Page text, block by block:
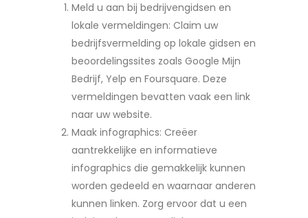
Meld u aan bij bedrijvengidsen en
lokale vermeldingen: Claim uw
bedrijfsvermelding op lokale gidsen en
beoordelingssites zoals Google Mijn
Bedrijf, Yelp en Foursquare. Deze
vermeldingen bevatten vaak een link
naar uw website.
Maak infographics: Creëer
aantrekkelijke en informatieve
infographics die gemakkelijk kunnen
worden gedeeld en waarnaar anderen
kunnen linken. Zorg ervoor dat u een